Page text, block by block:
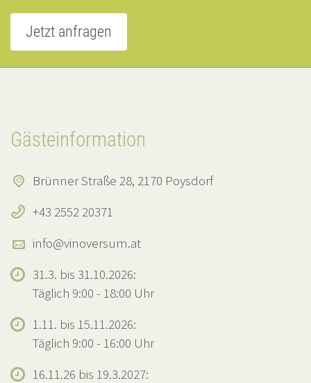
Jetzt anfragen
Gästeinformation
Brünner Straße 28, 2170 Poysdorf
+43 2552 20371
info@vinoversum.at
31.3. bis 31.10.2026:
Täglich 9:00 - 18:00 Uhr
1.11. bis 15.11.2026:
Täglich 9:00 - 16:00 Uhr
16.11.26 bis 19.3.2027: